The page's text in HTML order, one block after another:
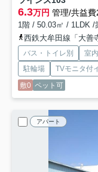
6.3万円 管理/共益費
1階 / 50.03㎡ / 1LDK /
西鉄大牟田線「大善
バス・トイレ別 室
駐輪場
TVモニタ付
敷0 ペット可
アパート